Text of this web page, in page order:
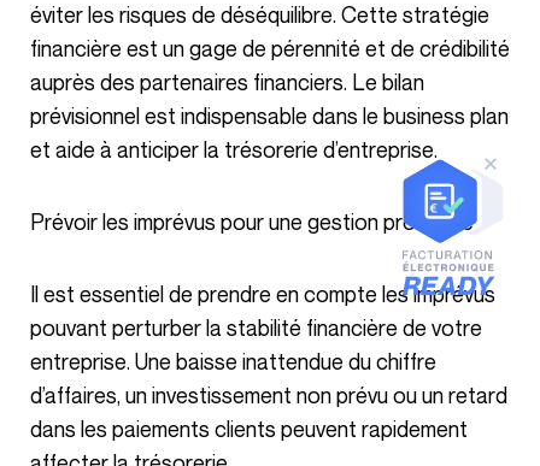
éviter les risques de déséquilibre. Cette stratégie
financière est un gage de pérennité et de crédibilité
auprès des partenaires financiers. Le bilan
prévisionnel est indispensable dans le business plan
et aide à anticiper la trésorerie d’entreprise.
Prévoir les imprévus pour une gestion proactive
Il est essentiel de prendre en compte les imprévus
pouvant perturber la stabilité financière de votre
entreprise. Une baisse inattendue du chiffre
d’affaires, un investissement non prévu ou un retard
dans les paiements clients peuvent rapidement